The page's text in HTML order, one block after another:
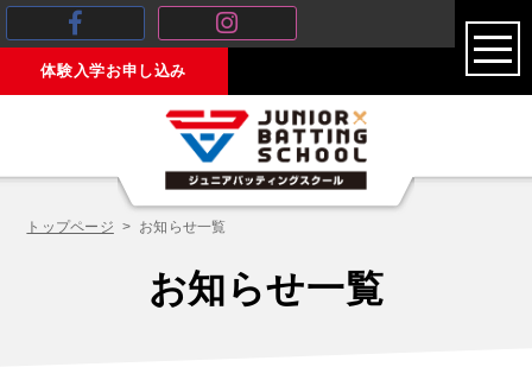
体験入学お申し込み
toggle
トップページ お知らせ一覧
お知らせ一覧